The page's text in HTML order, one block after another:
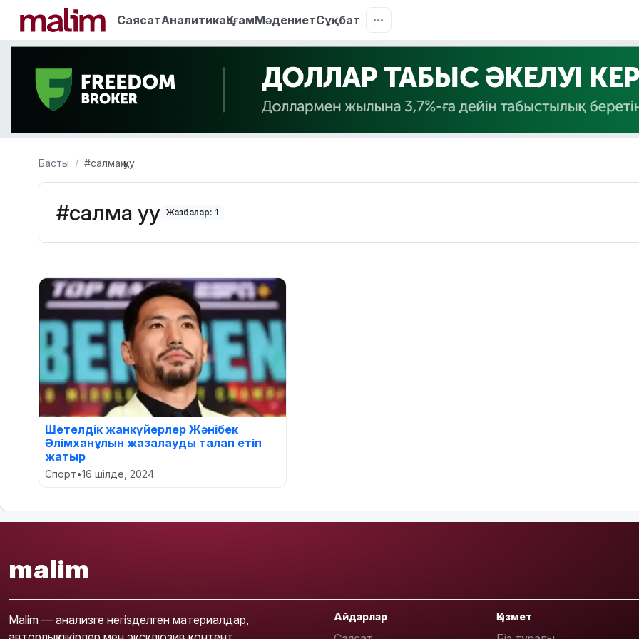
СаясатАналитикаҚоғамМәдениетСұқбат
Басты #салмақ қуу
#салмақ қуу Жазбалар: 1
Шетелдік жанкүйерлер Жәнібек
Әлімханұлын жазалауды талап етіп
жатыр
Спорт•16 шілде, 2024
malim
Malim — анализге негізделген материалдар,
Айдарлар Қызмет